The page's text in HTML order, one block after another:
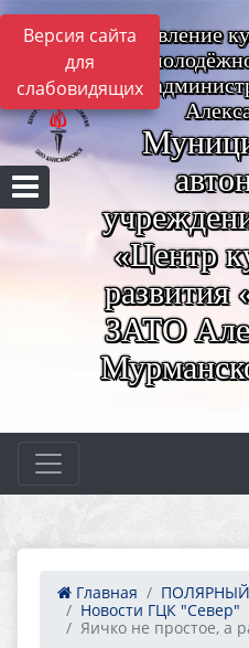
Версия сайта
для
слабовидящих
Управление
«Центр
развития
ЗАТО
Главная
Новости ГЦК "Север"
Яичко не простое, а